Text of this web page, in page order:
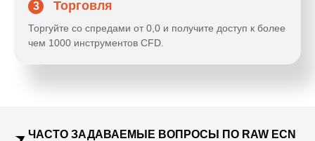
3 Торговля
Торгуйте со спредами от 0,0 и получите доступ к более
чем 1000 инструментов CFD.
ЧАСТО ЗАДАВАЕМЫЕ ВОПРОСЫ ПО RAW ECN